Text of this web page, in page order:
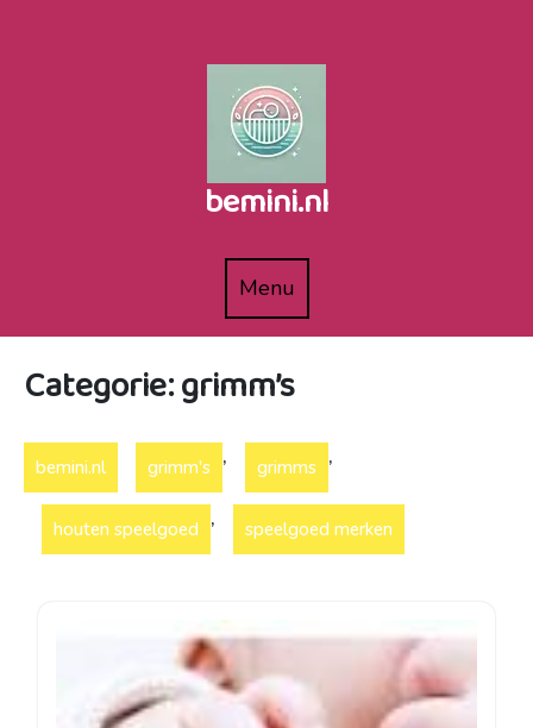
bemini.nl
MenuMenu
Categorie:grimm’s
bemini.nl grimm's , grimms ,
houten speelgoed , speelgoed merken